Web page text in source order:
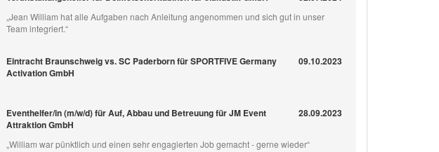
„Jean William hat alle Aufgaben nach Anleitung angenommen und sich gut in unser
Team integriert.“
Eintracht Braunschweig vs. SC Paderborn für SPORTFIVE Germany
Activation GmbH
09.10.2023
Eventhelfer/in (m/w/d) für Auf, Abbau und Betreuung für JM Event
Attraktion GmbH
28.09.2023
„William war pünktlich und einen sehr engagierten Job gemacht - gerne wieder“